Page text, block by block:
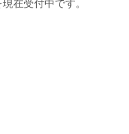
在受付中です。